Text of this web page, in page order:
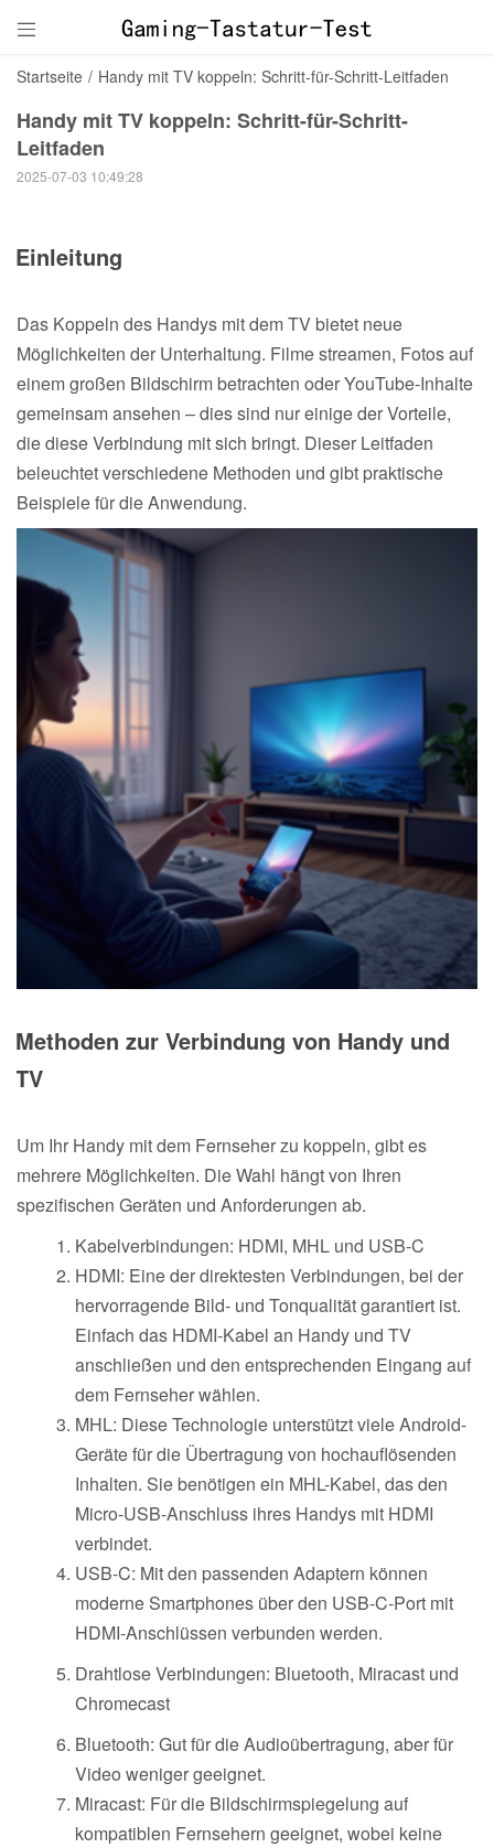

Startseite / Handy mit TV koppeln: Schritt-für-Schritt-Leitfaden
Handy mit TV koppeln: Schritt-für-Schritt-
Leitfaden
2025-07-03 10:49:28
Einleitung
Das Koppeln des Handys mit dem TV bietet neue
Möglichkeiten der Unterhaltung. Filme streamen, Fotos auf
einem großen Bildschirm betrachten oder YouTube-Inhalte
gemeinsam ansehen – dies sind nur einige der Vorteile,
die diese Verbindung mit sich bringt. Dieser Leitfaden
beleuchtet verschiedene Methoden und gibt praktische
Beispiele für die Anwendung.
Methoden zur Verbindung von Handy und
TV
Um Ihr Handy mit dem Fernseher zu koppeln, gibt es
mehrere Möglichkeiten. Die Wahl hängt von Ihren
spezifischen Geräten und Anforderungen ab.
Kabelverbindungen: HDMI, MHL und USB-C
HDMI: Eine der direktesten Verbindungen, bei der
hervorragende Bild- und Tonqualität garantiert ist.
Einfach das HDMI-Kabel an Handy und TV
anschließen und den entsprechenden Eingang auf
dem Fernseher wählen.
MHL: Diese Technologie unterstützt viele Android-
Geräte für die Übertragung von hochauflösenden
Inhalten. Sie benötigen ein MHL-Kabel, das den
Micro-USB-Anschluss ihres Handys mit HDMI
verbindet.
USB-C: Mit den passenden Adaptern können
moderne Smartphones über den USB-C-Port mit
HDMI-Anschlüssen verbunden werden.
Drahtlose Verbindungen: Bluetooth, Miracast und
Chromecast
Bluetooth: Gut für die Audioübertragung, aber für
Video weniger geeignet.
Miracast: Für die Bildschirmspiegelung auf
kompatiblen Fernsehern geeignet, wobei keine